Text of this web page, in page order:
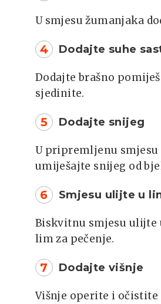
U smjesu žumanjaka
4 Dodajte suhe
Dodajte brašno
sjedinite.
5 Dodajte snijeg
U pripremljenu
umiješajte snijeg od
6 Smjesu ulijte u
Biskvitnu smjesu ulijte
lim za pečenje.
7 Dodajte višnje
Višnje operite i